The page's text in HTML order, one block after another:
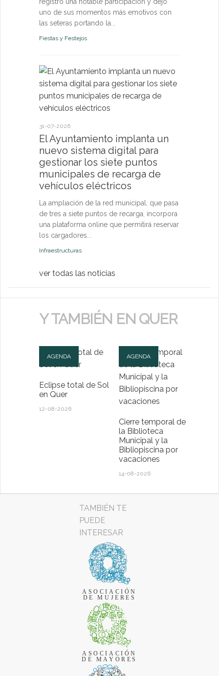
uno de sus momentos más emotivos con
las seteras portando la...
Fiestas y Festejos
31-07-2026
El Ayuntamiento implanta un
nuevo sistema digital para
gestionar los siete puntos
municipales de recarga de
vehículos eléctricos
La ampliación de la red municipal, que pasa
de tres a siete puntos de recarga, incorpora
una plataforma online que permitirá reservar
los cargadores...
Infraestructuras
ver todas las noticias
Y TAMBIÉN EN QUER
AGENDA
Eclipse total de Sol
en Quer
12-08-2026
AGENDA
Cierre temporal de
la Biblioteca
Municipal y la
Bibliopiscina por
vacaciones
14-08-2026
TAMBIÉN TE
PUEDE
INTERESAR
ASOCIACIÓN
DE MUJERES
ASOCIACIÓN
DE MAYORES